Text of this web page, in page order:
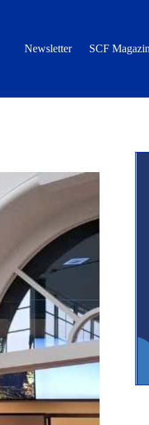
Newsletter SCF